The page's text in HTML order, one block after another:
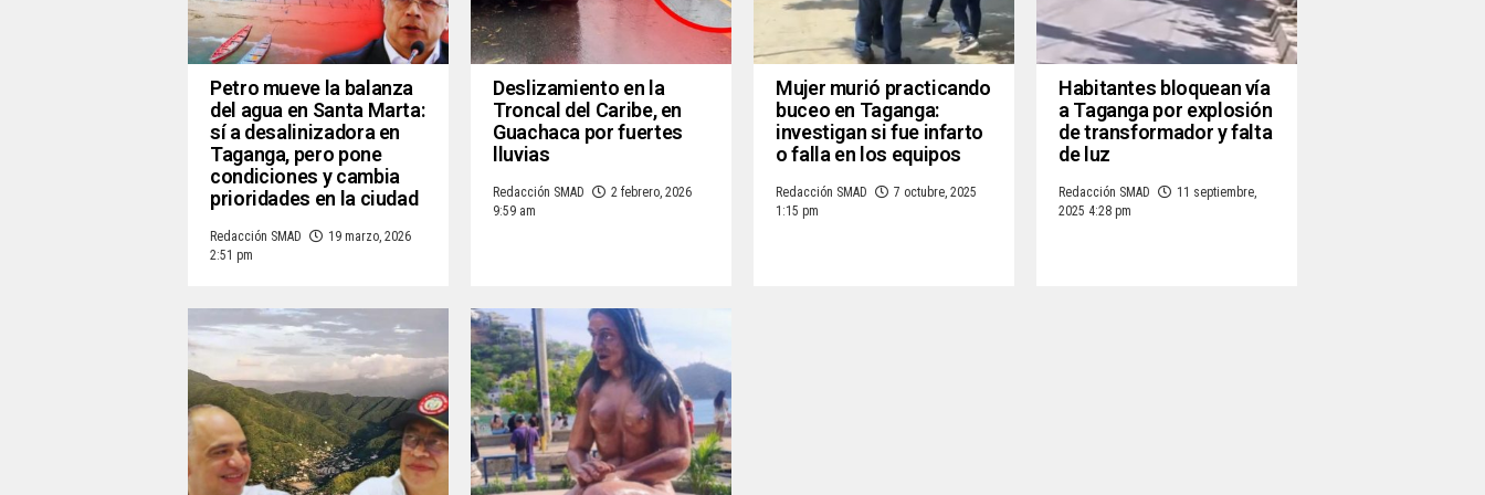
Petro mueve la balanza
del agua en Santa Marta:
sí a desalinizadora en
Taganga, pero pone
condiciones y cambia
prioridades en la ciudad
Redacción SMAD
19 marzo, 2026
2:51 pm
Deslizamiento en la
Troncal del Caribe, en
Guachaca por fuertes
lluvias
Redacción SMAD
2 febrero, 2026
9:59 am
Mujer murió practicando
buceo en Taganga:
investigan si fue infarto
o falla en los equipos
Redacción SMAD
7 octubre, 2025
1:15 pm
Habitantes bloquean vía
a Taganga por explosión
de transformador y falta
de luz
Redacción SMAD
11 septiembre,
2025 4:28 pm